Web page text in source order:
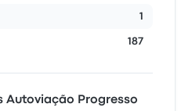
1
187
Autoviação Progresso